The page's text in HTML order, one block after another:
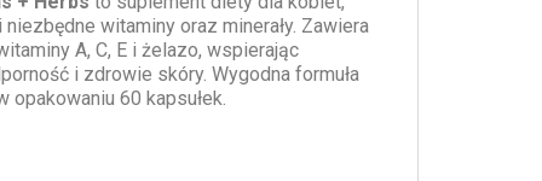
witaminy oraz minerały. Zawiera
A, C, E i żelazo, wspierając
i zdrowie skóry. Wygodna formuła
opakowaniu 60 kapsułek.